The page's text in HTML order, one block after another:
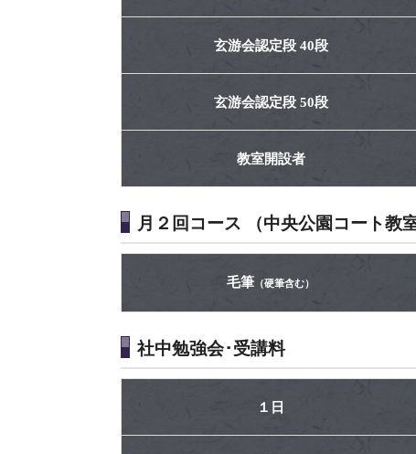
玄游会認定段 40段
玄游会認定段 50段
教室開設者
月２回コース （中央公園コート教室
毛筆 （硬筆含む）
社中勉強会･受講料
１日